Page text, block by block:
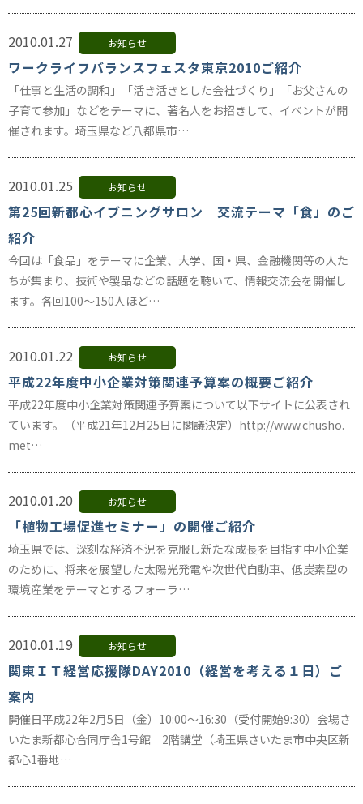
2010.01.27 お知らせ
ワークライフバランスフェスタ東京2010ご紹介
「仕事と生活の調和」「活き活きとした会社づくり」「お父さんの
子育て参加」などをテーマに、著名人をお招きして、イベントが開
催されます。埼玉県など八都県市…
2010.01.25 お知らせ
第25回新都心イブニングサロン 交流テーマ「食」のご
紹介
今回は「食品」をテーマに企業、大学、国・県、金融機関等の人た
ちが集まり、技術や製品などの話題を聴いて、情報交流会を開催し
ます。各回100～150人ほど…
2010.01.22 お知らせ
平成22年度中小企業対策関連予算案の概要ご紹介
平成22年度中小企業対策関連予算案について以下サイトに公表され
ています。（平成21年12月25日に閣議決定）http://www.chusho.
met…
2010.01.20 お知らせ
「植物工場促進セミナー」の開催ご紹介
埼玉県では、深刻な経済不況を克服し新たな成長を目指す中小企業
のために、将来を展望した太陽光発電や次世代自動車、低炭素型の
環境産業をテーマとするフォーラ…
2010.01.19 お知らせ
関東ＩＴ経営応援隊DAY2010（経営を考える１日）ご
案内
開催日平成22年2月5日（金）10:00～16:30（受付開始9:30）会場さ
いたま新都心合同庁舎1号館 2階講堂（埼玉県さいたま市中央区新
都心1番地…